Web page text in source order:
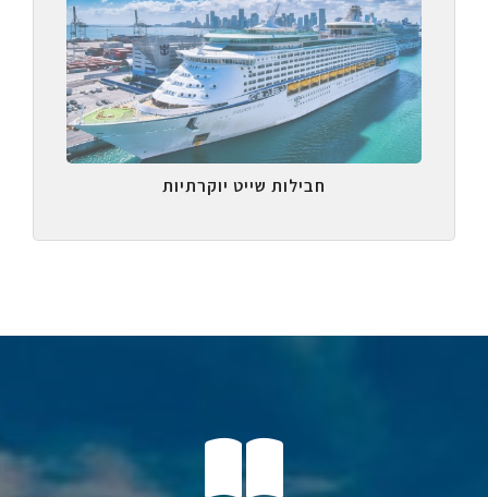
חבילות שייט יוקרתיות